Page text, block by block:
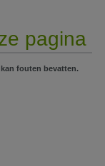
pagina
fouten bevatten.